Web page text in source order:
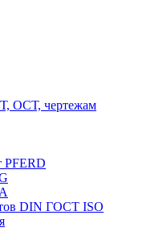
ОСТ, чертежам
PFERD
DIN ГОСТ ISO